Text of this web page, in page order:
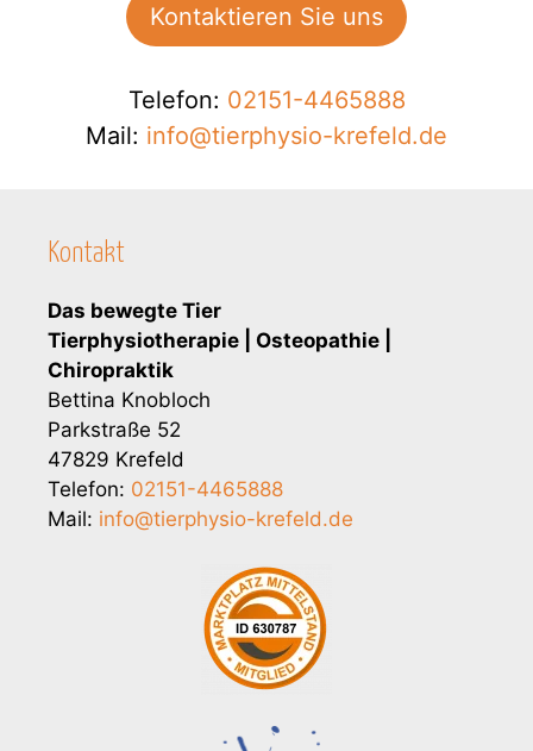
Kontaktieren Sie uns
Telefon: 02151-4465888
Mail: info@tierphysio-krefeld.de
Kontakt
Das bewegte Tier
Tierphysiotherapie | Osteopathie |
Chiropraktik
Bettina Knobloch
Parkstraße 52
47829 Krefeld
Telefon: 02151-4465888
Mail: info@tierphysio-krefeld.de